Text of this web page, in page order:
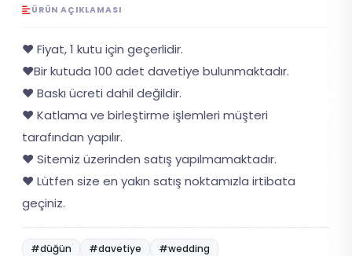
ÜRÜN AÇIKLAMASI
❤️ Fiyat, 1 kutu için geçerlidir.
❤️Bir kutuda 100 adet davetiye bulunmaktadır.
❤️ Baskı ücreti dahil değildir.
❤️ Katlama ve birleştirme işlemleri müşteri
tarafından yapılır.
❤️ Sitemiz üzerinden satış yapılmamaktadır.
❤️ Lütfen size en yakın satış noktamızla irtibata
geçiniz.
#düğün #davetiye #wedding